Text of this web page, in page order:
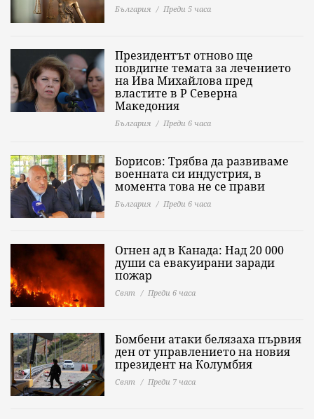
България Преди 5 часа
Президентът отново ще
повдигне темата за лечението
на Ива Михайлова пред
властите в Р Северна
Македония
България Преди 6 часа
Борисов: Трябва да развиваме
военната си индустрия, в
момента това не се прави
България Преди 6 часа
Огнен ад в Канада: Над 20 000
души са евакуирани заради
пожар
Свят Преди 6 часа
Бомбени атаки белязаха първия
ден от управлението на новия
президент на Колумбия
Свят Преди 7 часа